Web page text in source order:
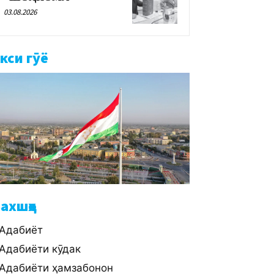
03.08.2026
гӯё
кӯдак
ҳамзабонон